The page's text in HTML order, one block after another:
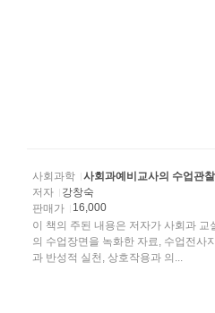
사회과학
사회과예비교사의 수업관
저자
강창숙
판매가
16,000
이 책의 주된 내용은 저자가 사회과
의 수업장면을 녹화한 자료, 수업전사
과 반성적 실천, 상호작용과 의...